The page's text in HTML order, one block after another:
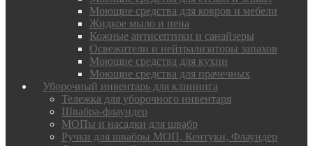
Моющие средства для ковров и мебели
Жидкое мыло и пена
Кожные антисептики и санайзеры
Освежители и нейтрализаторы запахов
Моющие средства для кухни
Моющие средства для прачечных
Уборочный инвентарь для клининга
Тележка для уборочного инвентаря
Швабра-флаундер
МОПы и насадки для швабр
Ручки для швабры МОП, Кентуки, Флаундер